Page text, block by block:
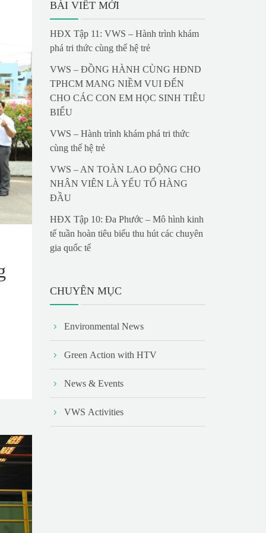
BÀI VIẾT MỚI
HĐX Tập 11: VWS – Hành trình khám
phá tri thức cùng thế hệ trẻ
VWS – ĐỒNG HÀNH CÙNG HĐND
TPHCM MANG NIỀM VUI ĐẾN
CHO CÁC CON EM HỌC SINH TIÊU
BIỂU
VWS – Hành trình khám phá tri thức
cùng thế hệ trẻ
VWS – AN TOÀN LAO ĐỘNG CHO
NHÂN VIÊN LÀ YẾU TỐ HÀNG
ĐẦU
HĐX Tập 10: Đa Phước – Mô hình kinh
tế tuần hoàn tiêu biểu thu hút các chuyên
gia quốc tế
CHUYÊN MỤC
Environmental News
Green Action with HTV
News & Events
VWS Activities